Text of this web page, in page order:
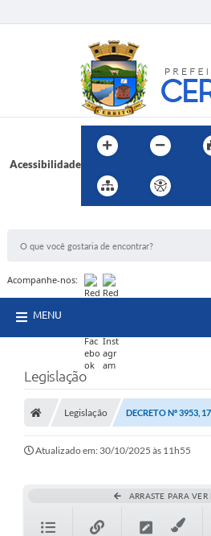
Acessibilidade
Acompanhe-nos:
MENU
Legislação
Legislação DECRETO Nº 3953,
Atualizado em: 30/10/2025 às 11h55
ARRASTE PARA VER